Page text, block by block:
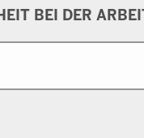
BEI DER